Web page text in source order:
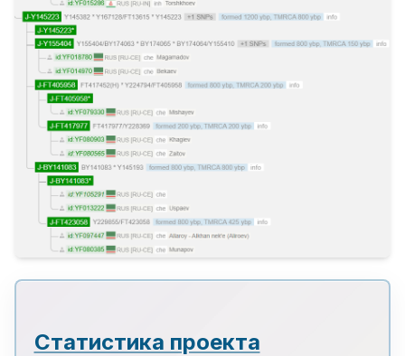
Статистика проекта